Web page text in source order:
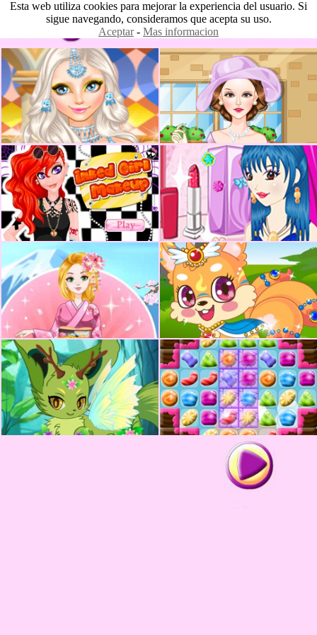
Esta web utiliza cookies para mejorar la experiencia del usuario. Si
sigue navegando, consideramos que acepta su uso.
Aceptar- Mas informacion